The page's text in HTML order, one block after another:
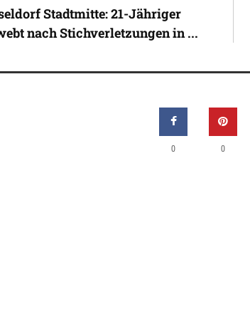
Stadtmitte: 21-Jähriger
nach Stichverletzungen in ...
0 0